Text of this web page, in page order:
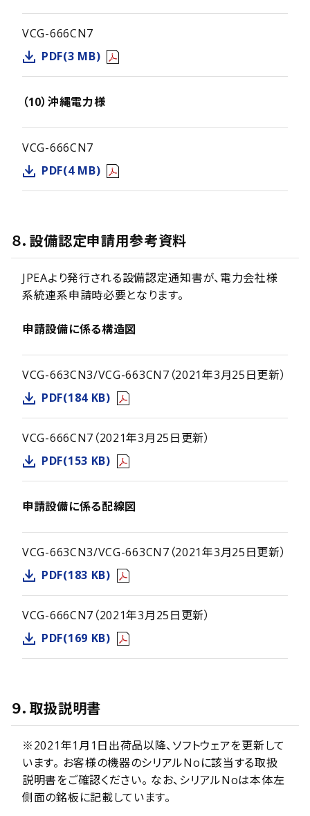
VCG-666CN7
PDF(3 MB)
（10）沖縄電力様
VCG-666CN7
PDF(4 MB)
８．設備認定申請用参考資料
JPEAより発行される設備認定通知書が、電力会社様
系統連系申請時必要となります。
申請設備に係る構造図
VCG-663CN3/VCG-663CN7（2021年3月25日更新）
PDF(184 KB)
VCG-666CN7（2021年3月25日更新）
PDF(153 KB)
申請設備に係る配線図
VCG-663CN3/VCG-663CN7（2021年3月25日更新）
PDF(183 KB)
VCG-666CN7（2021年3月25日更新）
PDF(169 KB)
９．取扱説明書
※2021年1月1日出荷品以降、ソフトウェアを更新して
います。 お客様の機器のシリアルNoに該当する取扱
説明書をご確認ください。 なお、シリアルNoは本体左
側面の銘板に記載しています。